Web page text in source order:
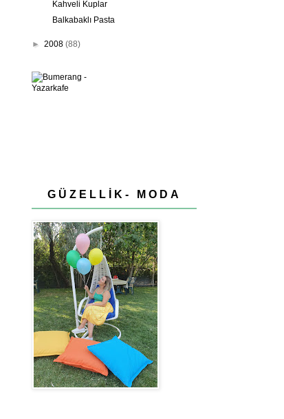
Kahveli Kuplar
Balkabaklı Pasta
► 2008 (88)
GÜZELLİK- MODA